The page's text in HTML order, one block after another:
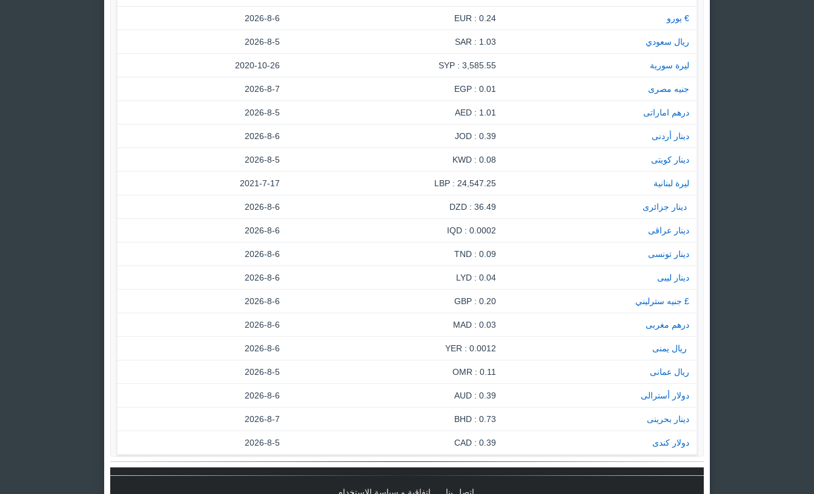
€ يورو 0.24 : EUR
2026-8-6
ريال سعودي 1.03 : SAR
2026-8-5
ليرة سورية 3,585.55 : SYP
2020-10-26
جنيه مصرى 0.01 : EGP
2026-8-7
درهم اماراتى 1.01 : AED
2026-8-5
دينار أردنى 0.39 : JOD
2026-8-6
دينار كويتى 0.08 : KWD
2026-8-5
ليرة لبنانية 24,547.25 : LBP
2021-7-17
‏ دينار جزائرى 36.49 : DZD
2026-8-6
دينار عراقى 0.0002 : IQD
2026-8-6
دينار تونسى 0.09 : TND
2026-8-6
دينار ليبى 0.04 : LYD
2026-8-6
£ جنيه سترليني 0.20 : GBP
2026-8-6
درهم مغربى 0.03 : MAD
2026-8-6
‏ ريال يمنى 0.0012 : YER
2026-8-6
ريال عمانى 0.11 : OMR
2026-8-5
دولار أسترالى 0.39 : AUD
2026-8-6
دينار بحرينى 0.73 : BHD
2026-8-7
دولار كندى 0.39 : CAD
2026-8-5